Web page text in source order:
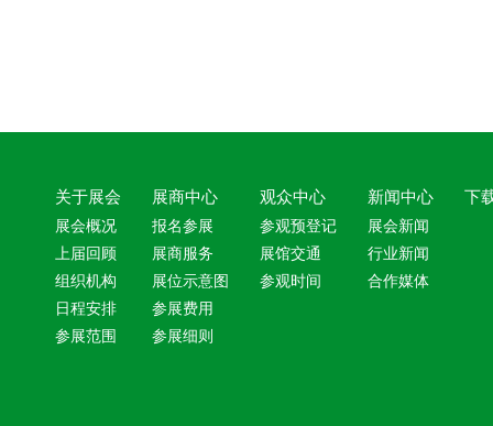
关于展会
展会概况
上届回顾
组织机构
日程安排
参展范围
展商中心
报名参展
展商服务
展位示意图
参展费用
参展细则
观众中心
参观预登记
展馆交通
参观时间
新闻中心
展会新闻
行业新闻
合作媒体
下